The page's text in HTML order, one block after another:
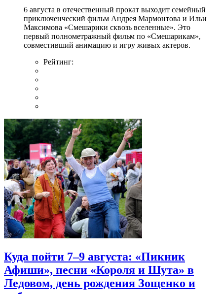
6 августа в отечественный прокат выходит семейный
приключенческий фильм Андрея Мармонтова и Ильи
Максимова «Смешарики сквозь вселенные». Это
первый полнометражный фильм по «Смешарикам»,
совместивший анимацию и игру живых актеров.
Рейтинг:
Куда пойти 7–9 августа: «Пикник
Афиши», песни «Короля и Шута» в
Ледовом, день рождения Зощенко и